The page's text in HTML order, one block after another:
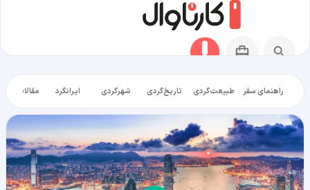
راهنمای سفر طبیعت‌گردی تاریخ‌گردی شهرگردی ایرانگرد مقالات